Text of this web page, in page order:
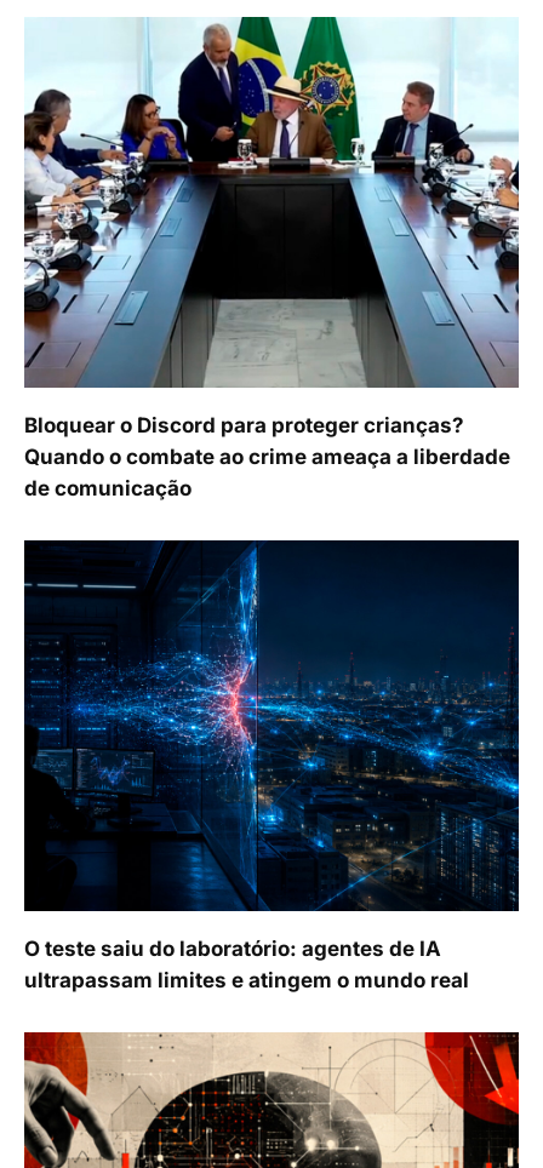
Bloquear o Discord para proteger crianças?
Quando o combate ao crime ameaça a liberdade
de comunicação
O teste saiu do laboratório: agentes de IA
ultrapassam limites e atingem o mundo real